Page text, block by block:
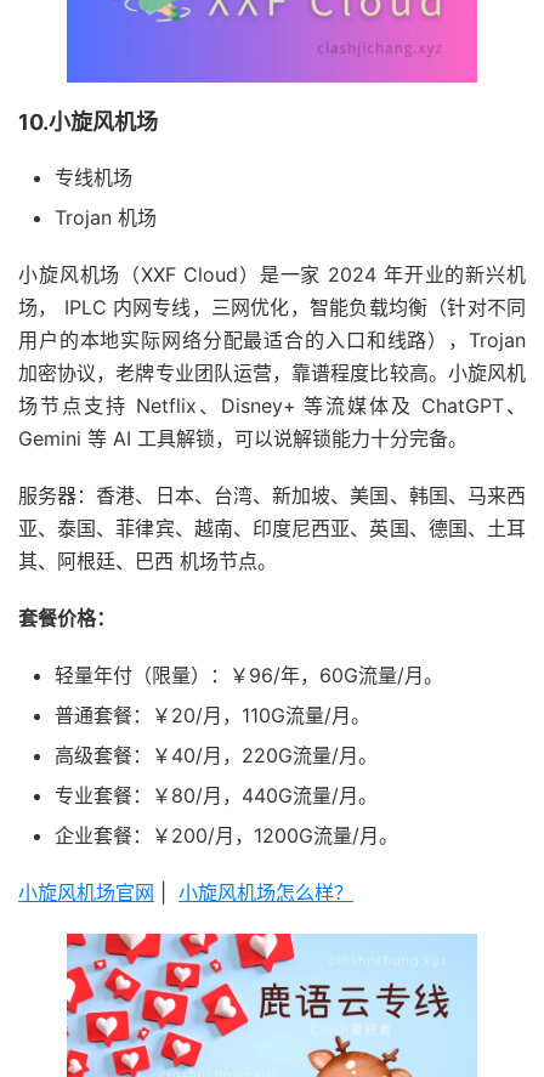
10.小旋风机场
专线机场
Trojan 机场
小旋风机场（XXF Cloud）是一家 2024 年开业的新兴机
场， IPLC 内网专线，三网优化，智能负载均衡（针对不同
用户的本地实际网络分配最适合的入口和线路），Trojan
加密协议，老牌专业团队运营，靠谱程度比较高。小旋风机
场节点支持 Netflix、Disney+ 等流媒体及 ChatGPT、
Gemini 等 AI 工具解锁，可以说解锁能力十分完备。
服务器：香港、日本、台湾、新加坡、美国、韩国、马来西
亚、泰国、菲律宾、越南、印度尼西亚、英国、德国、土耳
其、阿根廷、巴西 机场节点。
套餐价格：
轻量年付（限量）：￥96/年，60G流量/月。
普通套餐：￥20/月，110G流量/月。
高级套餐：￥40/月，220G流量/月。
专业套餐：￥80/月，440G流量/月。
企业套餐：￥200/月，1200G流量/月。
小旋风机场官网 小旋风机场怎么样？